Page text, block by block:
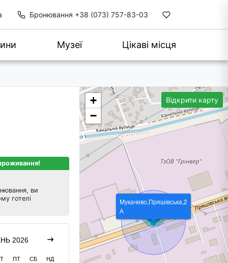
Бронювання +38 (073) 757-83-03
Музеї Цікаві місця
ви
готелі
2026
ПТ СБ НД
Відкрити карту
Мукачево,Пряшівська,2
А
+
−